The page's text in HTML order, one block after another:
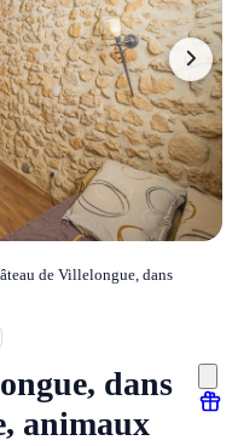
de Villelongue, dans
dans
animaux